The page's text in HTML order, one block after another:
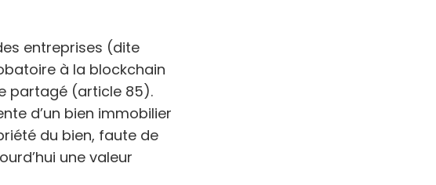
entreprises (dite
à la blockchain
partagé (article 85).
d’un bien immobilier
du bien, faute de
une valeur